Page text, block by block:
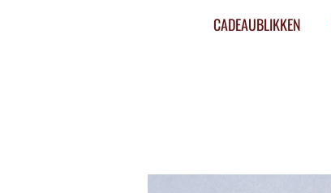
CADEAUBLIKKEN